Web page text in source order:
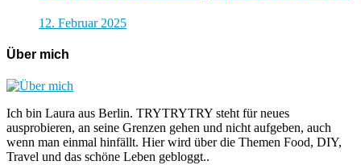
12. Februar 2025
Über mich
Ich bin Laura aus Berlin. TRYTRYTRY steht für neues
ausprobieren, an seine Grenzen gehen und nicht aufgeben, auch
wenn man einmal hinfällt. Hier wird über die Themen Food, DIY,
Travel und das schöne Leben gebloggt..